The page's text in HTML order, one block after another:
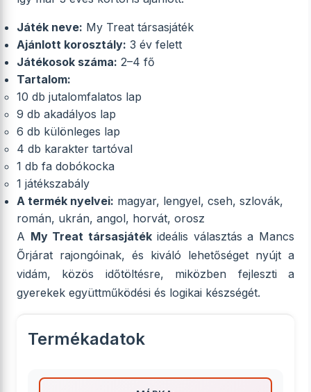
Játék neve: My Treat társasjáték
Ajánlott korosztály: 3 év felett
Játékosok száma: 2–4 fő
Tartalom:
10 db jutalomfalatos lap
9 db akadályos lap
6 db különleges lap
4 db karakter tartóval
1 db fa dobókocka
1 játékszabály
A termék nyelvei: magyar, lengyel, cseh, szlovák,
román, ukrán, angol, horvát, orosz
A My Treat társasjátékideális választás a Mancs
Őrjárat rajongóinak, és kiváló lehetőséget nyújt a
vidám, közös időtöltésre, miközben fejleszti a
gyerekek együttműködési és logikai készségét.
Termékadatok